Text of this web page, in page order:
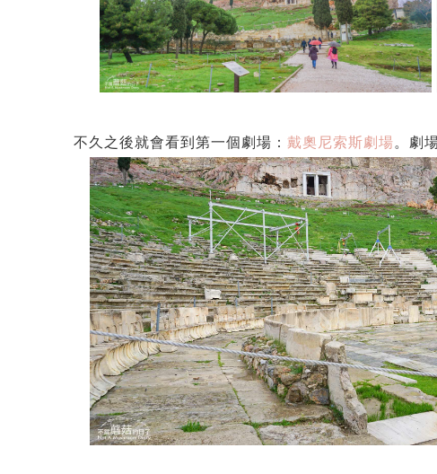
不久之後就會看到第一個劇場： 戴奧尼索斯劇場。劇